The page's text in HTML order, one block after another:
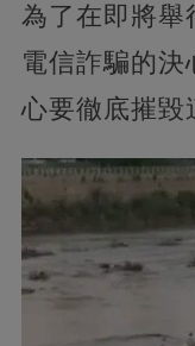
為了在即將舉
電信詐騙的決
心要徹底摧毀